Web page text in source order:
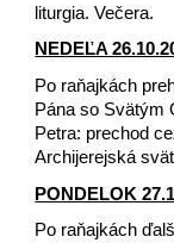
liturgia. Večera.
NEDEĽA
Po raňajkách
Pána so Svätým
Petra: prechod
Archijerejská
PONDELOK
Po raňajkách